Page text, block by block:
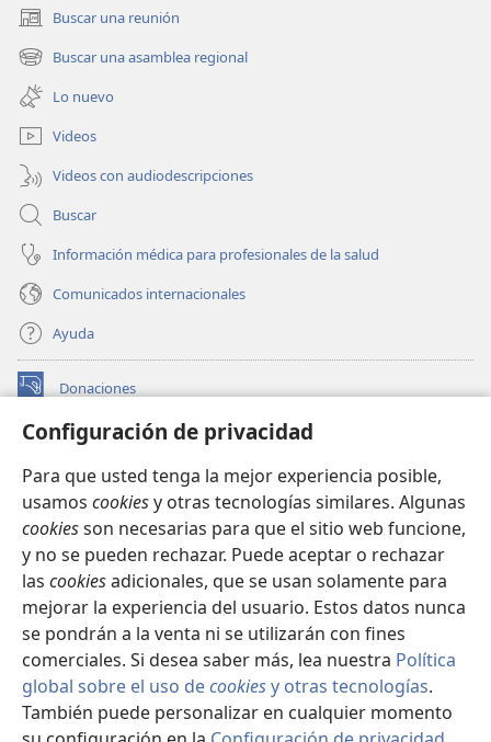
Configuración de privacidad
Para que usted tenga la mejor experiencia posible,
usamos cookiesy otras tecnologías similares. Algunas
cookiesson necesarias para que el sitio web funcione,
y no se pueden rechazar. Puede aceptar o rechazar
las cookiesadicionales, que se usan solamente para
mejorar la experiencia del usuario. Estos datos nunca
se pondrán a la venta ni se utilizarán con fines
comerciales. Si desea saber más, lea nuestra Política
global sobre el uso decookiesy otras tecnologías.
También puede personalizar en cualquier momento
Buscar una reunión
(abre
una
nueva
ventana)
Buscar una asamblea regional
(abre
una
nueva
ventana)
Lo nuevo
Videos
Videos con audiodescripciones
Buscar
Información médica para profesionales de la salud
Comunicados internacionales
Ayuda
Donaciones
(abre
nueva BIBLIOTECA EN LÍNEA Watchtower™
una
nueva
ventana)
JW Hub
(abre
una
nueva
ventana)
JW Library
Watchtower Library
Copyright© 2026 Watch Tower Bible and Tract Society of Pennsylvania.
CONDICIONES DE USO| POLÍTICA DE PRIVACIDAD
|